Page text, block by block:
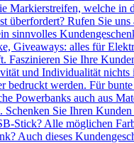
Markierstreifen, welche
überfordert? Rufen Sie
sinnvolles
Giveaways: alles für
Faszinieren Sie Ihre
und Individualität
bedruckt werden. Für
Powerbanks auch aus
Sie Ihren
Stick? Alle möglichen
Auch dieses